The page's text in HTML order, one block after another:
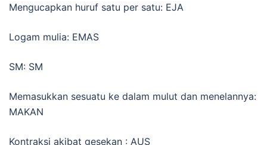
Mengucapkan huruf satu per satu: EJA
Logam mulia: EMAS
SM: SM
Memasukkan sesuatu ke dalam mulut dan menelannya:
MAKAN
Kontraksi akibat gesekan : AUS